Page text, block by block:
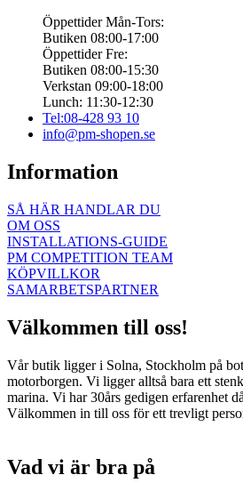
Öppettider Mån-Tors:
Butiken 08:00-17:00
Öppettider Fre:
Butiken 08:00-15:30
Verkstan 09:00-18:00
Lunch: 11:30-12:30
Tel:08-428 93 10
info@pm-shopen.se
Information
SÅ HÄR HANDLAR DU
OM OSS
INSTALLATIONS-GUIDE
PM COMPETITION TEAM
KÖPVILLKOR
SAMARBETSPARTNER
Välkommen till oss!
Vår butik ligger i Solna, Stockholm på
motorborgen. Vi ligger alltså bara ett
marina. Vi har 30års gedigen erfarenhet
Välkommen in till oss för ett trevligt
Vad vi är bra på